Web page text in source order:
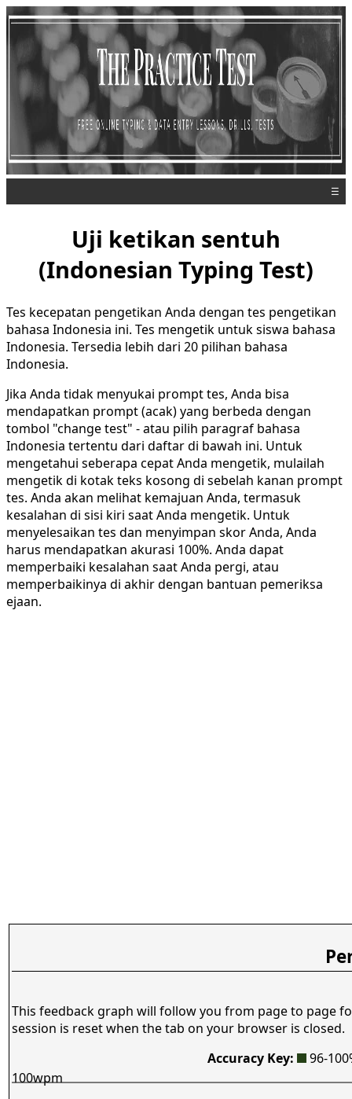
☰
Uji ketikan sentuh
(Indonesian Typing Test)
Tes kecepatan pengetikan Anda dengan tes pengetikan
bahasa Indonesia ini. Tes mengetik untuk siswa bahasa
Indonesia. Tersedia lebih dari 20 pilihan bahasa
Indonesia.
Jika Anda tidak menyukai prompt tes, Anda bisa
mendapatkan prompt (acak) yang berbeda dengan
tombol "change test" - atau pilih paragraf bahasa
Indonesia tertentu dari daftar di bawah ini. Untuk
mengetahui seberapa cepat Anda mengetik, mulailah
mengetik di kotak teks kosong di sebelah kanan prompt
tes. Anda akan melihat kemajuan Anda, termasuk
kesalahan di sisi kiri saat Anda mengetik. Untuk
menyelesaikan tes dan menyimpan skor Anda, Anda
harus mendapatkan akurasi 100%. Anda dapat
memperbaiki kesalahan saat Anda pergi, atau
memperbaikinya di akhir dengan bantuan pemeriksa
ejaan.
This feedback graph will follow you from page to page
session is reset when the tab on your browser is closed.
Accuracy Key:
96-
100wpm